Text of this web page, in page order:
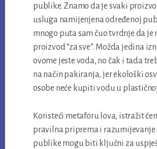
publike. Znamo da je svaki
usluga namijenjena određenoj
mnogo puta sam čuo tvrdnje da je
proizvod “za sve”. Možda jedina
ovome jeste voda, no čak i tada
na način pakiranja, jer ekološki
osobe neće kupiti vodu u
Koristeći metaforu lova, istražit
pravilna priprema i razumijevanje
publike mogu biti ključni za